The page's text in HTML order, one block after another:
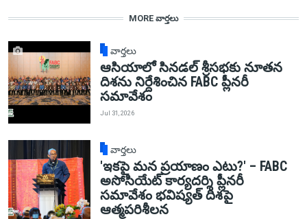
MORE వార్తలు
వార్తలు
ఆసియాలో సినడల్ శ్రీసభకు నూతన
దిశను నిర్దేశించిన FABC ప్లీనరీ
సమావేశం
Jul 31, 2026
వార్తలు
'ఇకపై మన ప్రయాణం ఎటు?' – FABC
అసోసియేట్ కార్యదర్శి ప్లీనరీ
సమావేశం భవిష్యత్ దిశపై
ఆత్మపరిశీలన